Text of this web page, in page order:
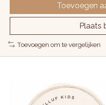
Toevoegen
Plaats
Toevoegen om te vergelijken